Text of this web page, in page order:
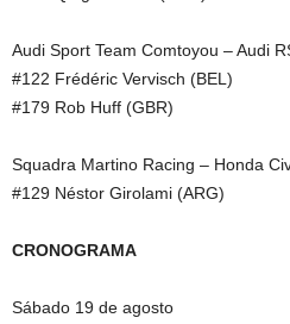
Audi Sport Team Comtoyou – Audi
#122 Frédéric Vervisch (BEL)
#179 Rob Huff (GBR)
Squadra Martino Racing – Honda
#129 Néstor Girolami (ARG)
CRONOGRAMA
Sábado 19 de agosto